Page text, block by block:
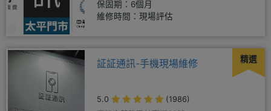
保固期：6個月
維修時間：現場評估
精選
証証通訊-手機現場維修
5.0
(1986)